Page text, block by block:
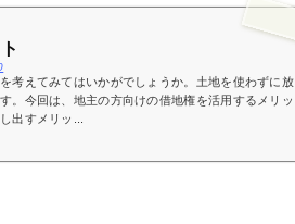
考えてみてはいかがでしょうか。土地を使わずに放
。今回は、地主の方向けの借地権を活用するメリッ
出すメリッ...